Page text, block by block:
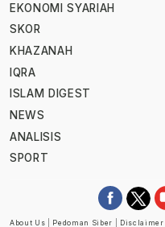
EKONOMI SYARIAH
SKOR
KHAZANAH
IQRA
ISLAM DIGEST
NEWS
ANALISIS
SPORT
About Us Pedoman Siber Disclaimer